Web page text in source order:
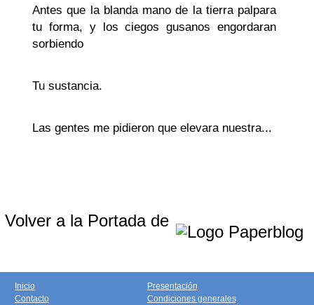
Antes que la blanda mano de la tierra palpara
tu forma, y los ciegos gusanos engordaran
sorbiendo
Tu sustancia.
Las gentes me pidieron que elevara nuestra...
Volver a la Portada de
Inicio
Contacto
Presentación
Condiciones generales